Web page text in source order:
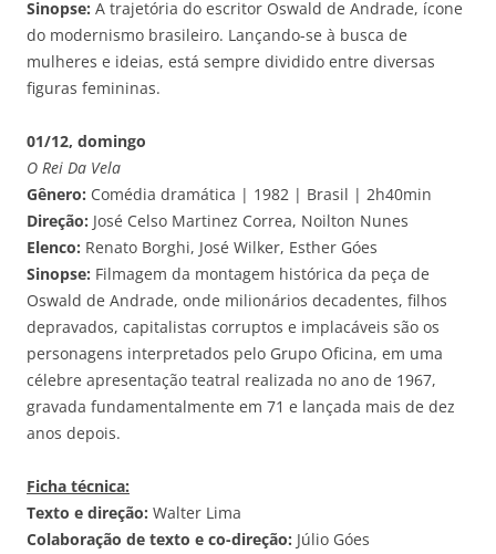
Sinopse: A trajetória do escritor Oswald de Andrade, ícone
do modernismo brasileiro. Lançando-se à busca de
mulheres e ideias, está sempre dividido entre diversas
figuras femininas.
01/12, domingo
O Rei Da Vela
Gênero: Comédia dramática | 1982 | Brasil | 2h40min
Direção: José Celso Martinez Correa, Noilton Nunes
Elenco: Renato Borghi, José Wilker, Esther Góes
Sinopse: Filmagem da montagem histórica da peça de
Oswald de Andrade, onde milionários decadentes, filhos
depravados, capitalistas corruptos e implacáveis são os
personagens interpretados pelo Grupo Oficina, em uma
célebre apresentação teatral realizada no ano de 1967,
gravada fundamentalmente em 71 e lançada mais de dez
anos depois.
Ficha técnica:
Texto e direção: Walter Lima
Colaboração de texto e co-direção: Júlio Góes